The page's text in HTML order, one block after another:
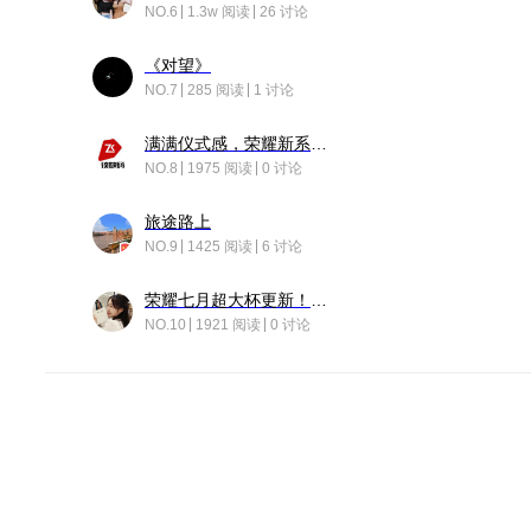
NO.6 1.3w 阅读 26 讨论
《对望》
NO.7 285 阅读 1 讨论
NO.8 1975 阅读 0 讨论
旅途路上
NO.9 1425 阅读 6 讨论
NO.10 1921 阅读 0 讨论